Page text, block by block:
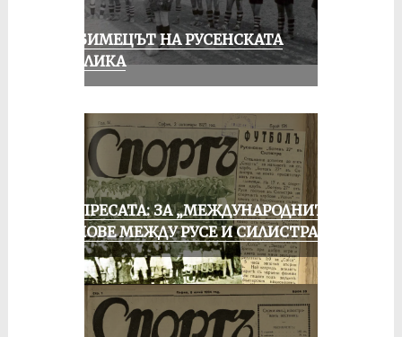
ЛЮБИМЕЦЪТ НА РУСЕНСКАТА
ПУБЛИКА
ОТ ПРЕСАТА: ЗА „МЕЖДУНАРОДНИТЕ“
МАЧОВЕ МЕЖДУ РУСЕ И СИЛИСТРА